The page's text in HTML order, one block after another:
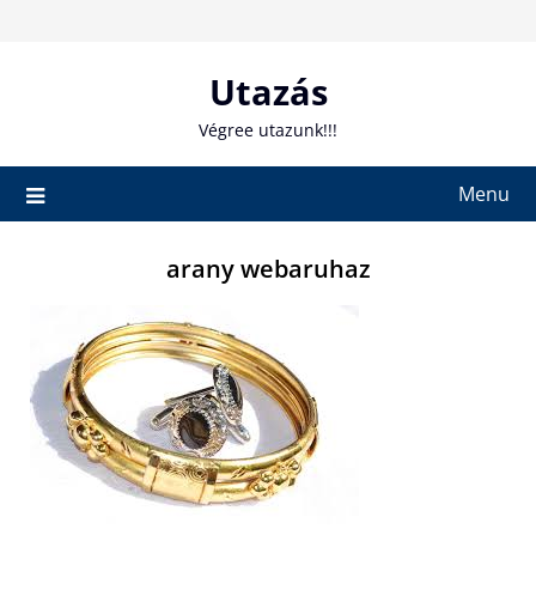
Utazás
Végree utazunk!!!
Menu
arany webaruhaz